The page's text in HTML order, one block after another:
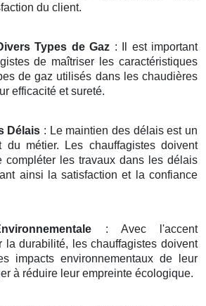
du client.
Types de Gaz : Il est important
de maîtriser les caractéristiques
de gaz utilisés dans les chaudières
efficacité et sureté.
Délais : Le maintien des délais est un
du métier. Les chauffagistes doivent
compléter les travaux dans les délais
ainsi la satisfaction et la confiance
: Avec l'accent
la durabilité, les chauffagistes doivent
impacts environnementaux de leur
à réduire leur empreinte écologique.